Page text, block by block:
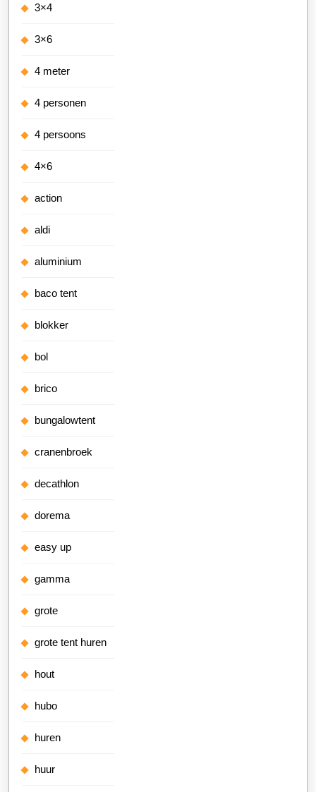
3×4
3×6
4 meter
4 personen
4 persoons
4×6
action
aldi
aluminium
baco tent
blokker
bol
brico
bungalowtent
cranenbroek
decathlon
dorema
easy up
gamma
grote
grote tent huren
hout
hubo
huren
huur